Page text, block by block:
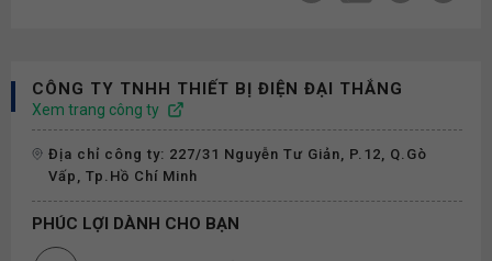
CÔNG TY TNHH THIẾT BỊ ĐIỆN ĐẠI THẮNG
Xem trang công ty
Địa chỉ công ty: 227/31 Nguyễn Tư Giản, P.12, Q.Gò
Vấp, Tp.Hồ Chí Minh
PHÚC LỢI DÀNH CHO BẠN